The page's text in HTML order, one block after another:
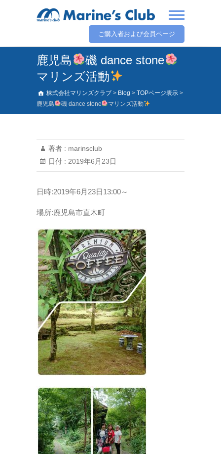
ご購入者および会員ページ
鹿児島
磯 dance stone
マリンズ活動
株式会社マリンズクラブ > Blog > TOPページ表示 >
鹿児島
磯 dance stone マリンズ活動
著者 : marinsclub
日付 : 2019年6月23日
日時:2019年6月23日13:00～
場所:鹿児島市直木町